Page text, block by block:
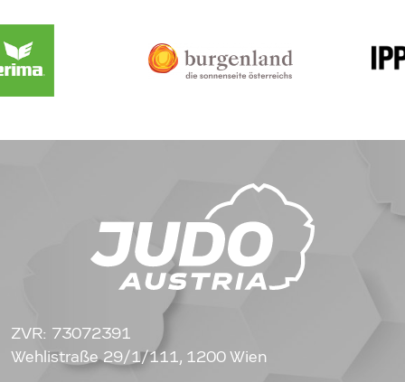
ZVR: 73072391
Wehlistraße 29/1/111, 1200 Wien